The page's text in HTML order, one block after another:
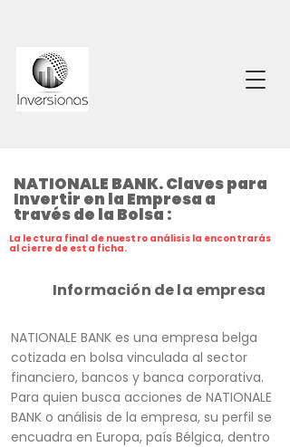
NATIONALE BANK. Claves para
Invertir en la Empresa a
través de la Bolsa :
La lectura final de nuestro análisis la encontrarás
al cierre de esta ficha.
Información de la empresa
NATIONALE BANK es una empresa belga
cotizada en bolsa vinculada al sector
financiero, bancos y banca corporativa.
Para quien busca acciones de NATIONALE
BANK o análisis de la empresa, su perfil se
encuadra en Europa, país Bélgica, dentro